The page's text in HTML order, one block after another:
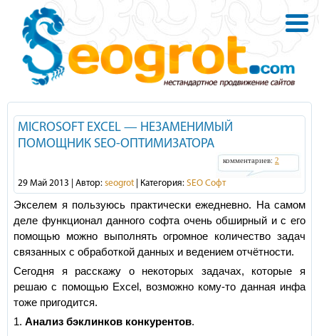
MICROSOFT EXCEL — НЕЗАМЕНИМЫЙ
ПОМОЩНИК SEO-ОПТИМИЗАТОРА
комментариев: 2
29 Май 2013 | Автор: seogrot | Категория: SEO Софт
Экселем я пользуюсь практически ежедневно. На самом
деле функционал данного софта очень обширный и с его
помощью можно выполнять огромное количество задач
связанных с обработкой данных и ведением отчётности.
Сегодня я расскажу о некоторых задачах, которые я
решаю с помощью Excel, возможно кому-то данная инфа
тоже пригодится.
1. Анализ бэклинков конкурентов.